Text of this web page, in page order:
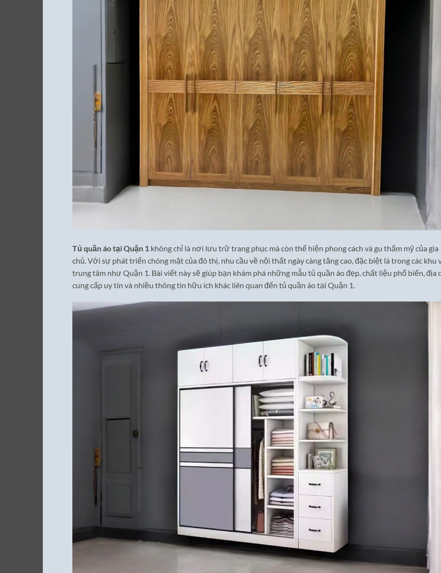
Tủ quần áo tại Quận 1 không chỉ là nơi lưu trữ trang phục mà còn thể hiện phong cách và gu thẩm mỹ của gia
chủ. Với sự phát triển chóng mặt của đô thị, nhu cầu về nội thất ngày càng tăng cao, đặc biệt là trong các khu
trung tâm như Quận 1. Bài viết này sẽ giúp bạn khám phá những mẫu tủ quần áo đẹp, chất liệu phổ biến, địa
cung cấp uy tín và nhiều thông tin hữu ích khác liên quan đến tủ quần áo tại Quận 1.